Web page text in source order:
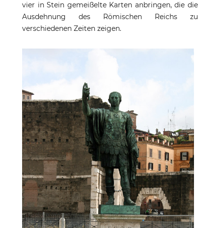
vier in Stein gemeißelte Karten anbringen, die die
Ausdehnung des Römischen Reichs zu
verschiedenen Zeiten zeigen.